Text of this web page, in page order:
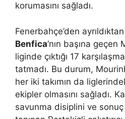
korumasını sağladı.
Fenerbahçe’den
Benfica‘nın başına
liginde çıktığı 17
tatmadı. Bu durum,
her iki takımın da
ekipler olmasını sağladı.
savunma disiplini ve